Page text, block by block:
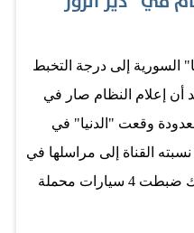
السورية إلى درجة التخبط
أن إعلام النظام صار في
وقعت "الدنيا" في
القناة إلى مراسلها في
الحسكة إن دائرة حماية المستهلك ضبطت 4 سيارات محملة